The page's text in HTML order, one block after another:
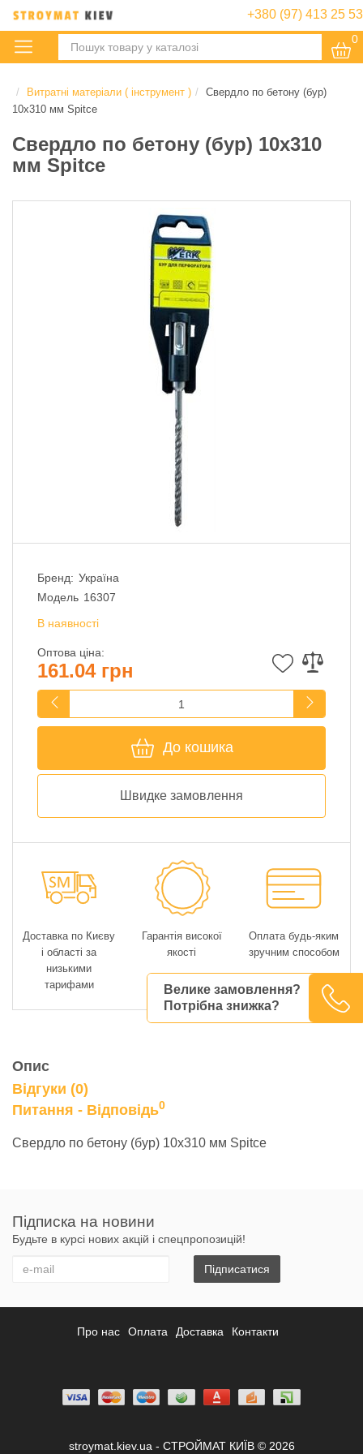
+380 (97) 413 25 53
0
Витратні матеріали ( інструмент )
Свердло по бетону (бур)
10х310 мм Spitce
Свердло по бетону (бур) 10х310
мм Spitce
Бренд: Україна
Модель 16307
В наявності
Оптова ціна:
161.04 грн
До кошика
Швидке замовлення
Велике замовлення?
Потрібна знижка?
Доставка по Києву
і області за
низькими
тарифами
Гарантія високої
якості
Оплата будь-яким
зручним способом
Опис
Відгуки (0)
Питання - Відповідь0
Свердло по бетону (бур) 10х310 мм Spitce
Підписка на новини
Будьте в курсі нових акцій і спецпропозицій!
Підписатися
Про нас Оплата Доставка Контакти
stroymat.kiev.ua - СТРОЙМАТ КИЇВ © 2026